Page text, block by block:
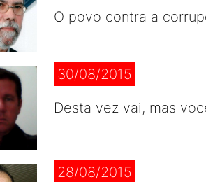
O povo contra a
30/08/2015
Desta vez vai, mas
28/08/2015